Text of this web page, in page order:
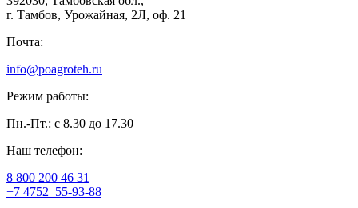
г. Тамбов, Урожайная, 2Л, оф. 21
Почта:
info@poagroteh.ru
Режим работы:
Пн.-Пт.: с 8.30 до 17.30
Наш телефон:
8 800 200 46 31
+7 4752 55-93-88